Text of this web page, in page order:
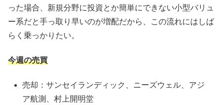
った場合、新規分野に投資とか簡単にできない小型バリュ
ー系だと手っ取り早いのが増配だから、この流れにはしば
らく乗っかりたい。
今週の売買
売却：サンセイランディック、ニーズウェル、アジ
ア航測、村上開明堂